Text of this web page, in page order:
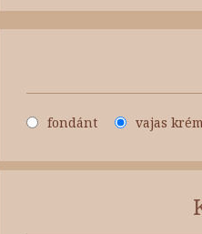
fondánt vajas